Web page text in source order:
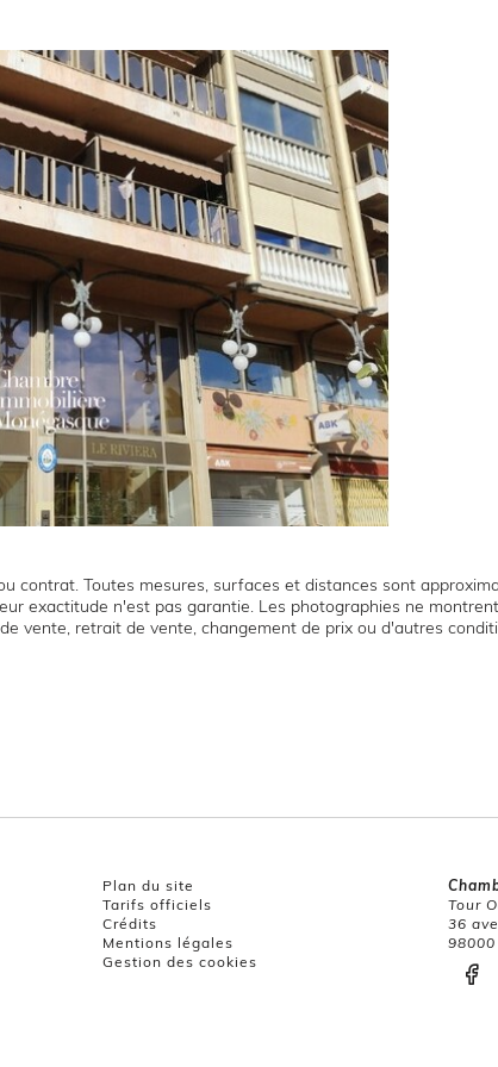
contrat. Toutes mesures, surfaces et distances sont
exactitude n'est pas garantie. Les photographies ne
vente, retrait de vente, changement de prix ou d'autres
Plan du site
Tarifs officiels
Crédits
Mentions légales
Gestion des cookies
Tour
36
98000